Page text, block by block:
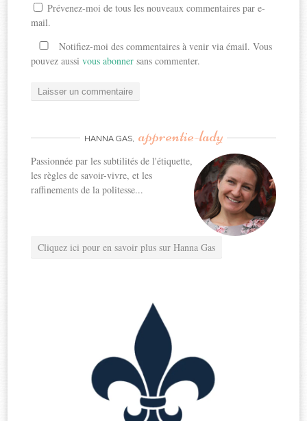
Prévenez-moi de tous les nouveaux commentaires par e-
mail.
Notifiez-moi des commentaires à venir via émail. Vous
pouvez aussivous abonner sans commenter.
HANNA GAS, apprentie-lady
Passionnée par les subtilités de l'étiquette,
les règles de savoir-vivre, et les
raffinements de la politesse...
Cliquez ici pour en savoir plus sur Hanna Gas